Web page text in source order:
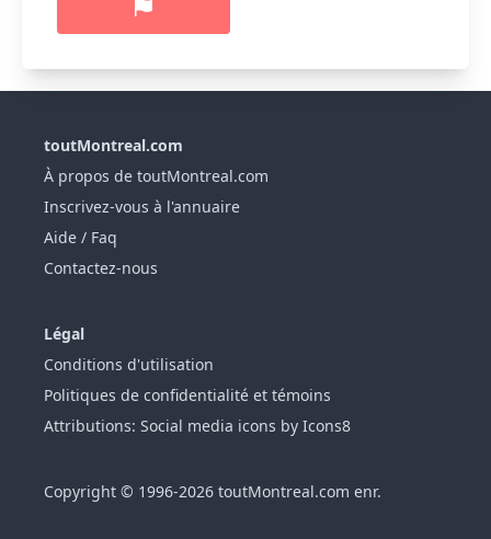
toutMontreal.com
À propos de toutMontreal.com
Inscrivez-vous à l'annuaire
Aide / Faq
Contactez-nous
Légal
Conditions d'utilisation
Politiques de confidentialité et témoins
Attributions: Social media icons by Icons8
Copyright © 1996-2026 toutMontreal.com enr.